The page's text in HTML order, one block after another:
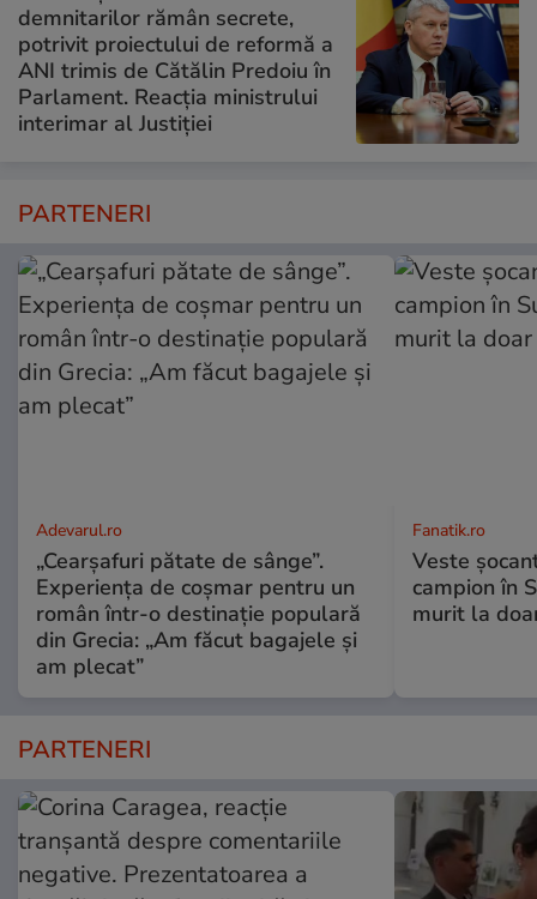
demnitarilor rămân secrete,
potrivit proiectului de reformă a
ANI trimis de Cătălin Predoiu în
Parlament. Reacția ministrului
interimar al Justiției
PARTENERI
Adevarul.ro
„Cearșafuri pătate de sânge”.
Experiența de coșmar pentru un
român într-o destinație populară
din Grecia: „Am făcut bagajele și
am plecat”
Fanatik.ro
Veste
campion în
murit la
PARTENERI